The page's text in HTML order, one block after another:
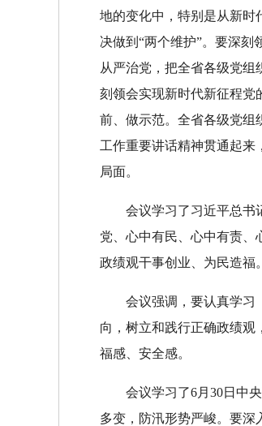
地的变化中，特别是从新时
决做到“两个维护”。要深
从严治党，把全省各级党
刻领会实现新时代新征程党
前、做示范。全省各级党组
工作重要讲话精神贯通起来
局面。
会议学习了习近平总书
党、心中有民、心中有责、
政绩观干事创业、为民造福。
会议强调，要认真学习
向，树立和践行正确政绩观
福感、安全感。
会议学习了6月30日中
多变，防汛形势严峻。要深